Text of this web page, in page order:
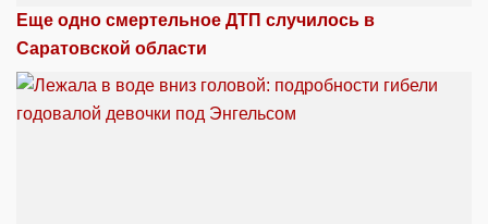
Еще одно смертельное ДТП случилось в
Саратовской области